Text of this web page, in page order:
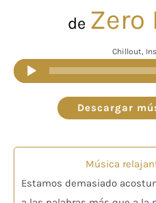
de Zero
Chillout,
Descargar
Música
Estamos demasiado